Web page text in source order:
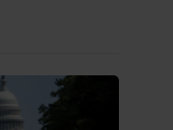
zwakker uitviel